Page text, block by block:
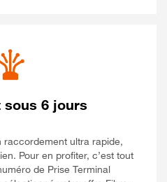
sous 6 jours
raccordement ultra rapide,
Pour en profiter, c’est tout
de Prise Terminal